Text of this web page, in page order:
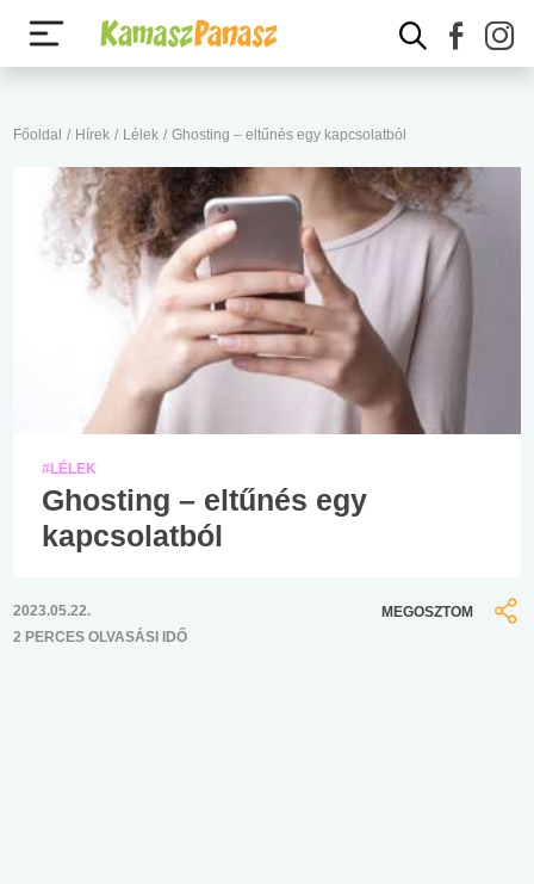
Főoldal / Hírek / Lélek / Ghosting – eltűnés egy kapcsolatból
#LÉLEK
Ghosting – eltűnés egy
kapcsolatból
2023.05.22.
2 PERCES OLVASÁSI IDŐ
MEGOSZTOM